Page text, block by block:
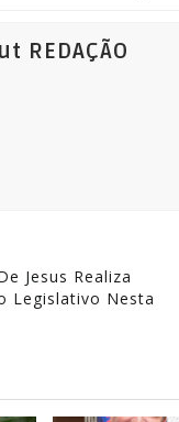
REDAÇÃO
Jesus Realiza
Legislativo Nesta